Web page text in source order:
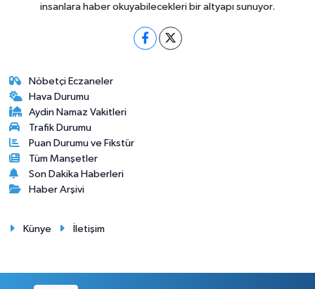
insanlara haber okuyabilecekleri bir altyapı sunuyor.
Nöbetçi Eczaneler
Hava Durumu
Aydin Namaz Vakitleri
Trafik Durumu
Puan Durumu ve Fikstür
Tüm Manşetler
Son Dakika Haberleri
Haber Arşivi
Künye İletişim